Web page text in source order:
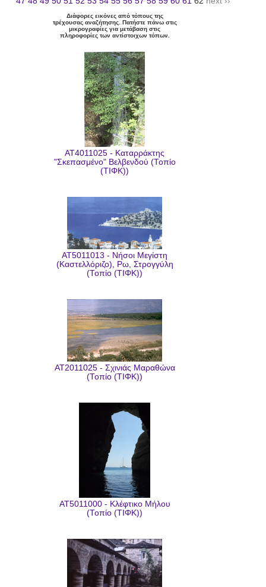
Διάφορες εικόνες από τόπους της
τρέχουσας αναζήτησης. Πατήστε πάνω στις
μικρογραφίες για μετάβαση στις
πληροφορίες των αντίστοιχων τόπων.
AT4011025 - Καταρράκτης
"Σκεπασμένο" Βελβενδού (Τοπίο
(ΤΙΦΚ))
AT5011013 - Νήσοι Μεγίστη
(Καστελλόριζο), Ρω, Στρογγύλη
(Τοπίο (ΤΙΦΚ))
AT2011025 - Σχινιάς Μαραθώνα
(Τοπίο (ΤΙΦΚ))
AT5011000 - Κλέφτικο Μήλου
(Τοπίο (ΤΙΦΚ))